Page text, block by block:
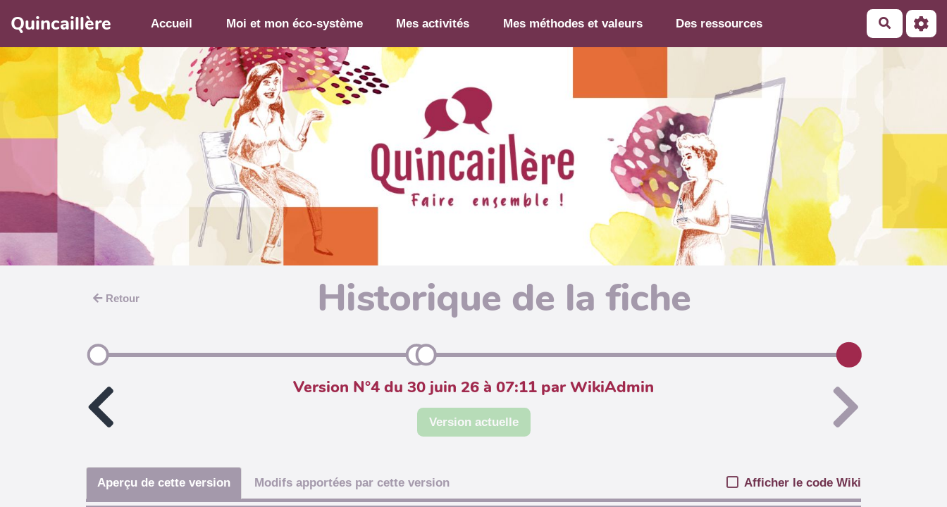
Aller au contenu principal
Quincaillère Accueil Moi et mon éco-système Mes activités Mes méthodes et valeurs Des ressources
Retour Historique de la fiche
Version N°4 du 30 juin 26 à 07:11 par WikiAdmin
Version actuelle
Aperçu de cette version Modifs apportées par cette version Afficher le code Wiki